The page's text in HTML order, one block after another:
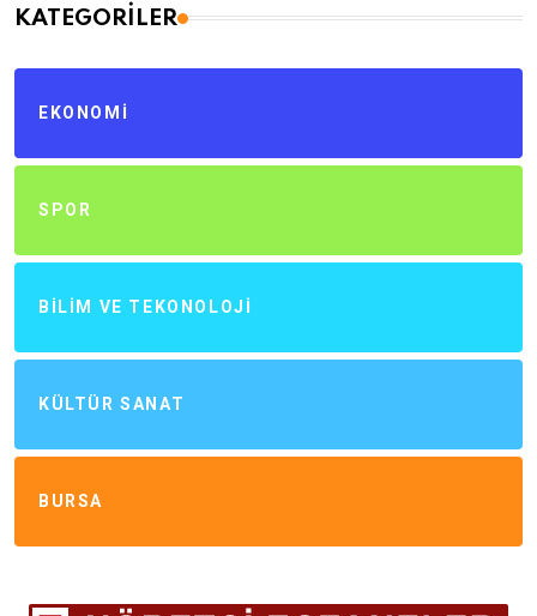
KATEGORILER
EKONOMI
SPOR
BILIM VE TEKONOLOJI
KÜLTÜR SANAT
BURSA